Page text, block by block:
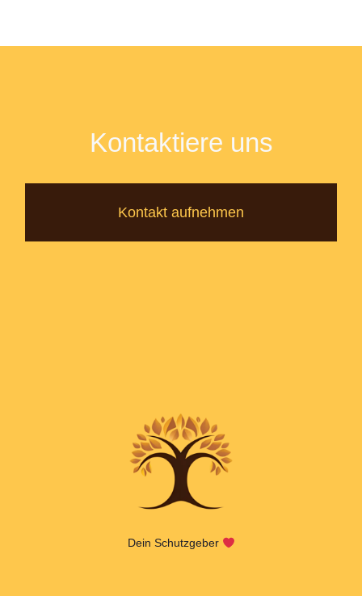
Kontaktiere uns
Kontakt aufnehmen
Dein Schutzgeber